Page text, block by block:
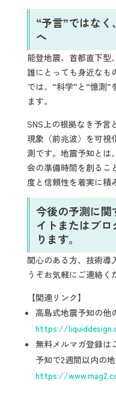
“予言”ではな
へ
能登地震、首都直下
誰にとっても身近なも
では、“科学”と“憶測
ます。
SNS上の根拠なき予言
現象（前兆波）を可視
測です。地震予知とは
会の準備時間を創るこ
度と信頼性を着実に積
今後の予測に関
イトまたはブ
ります。
関心のある方、技術導
うぞお気軽にご連絡く
【関連リンク】
高島式地震予知の他
https://
無料メルマガ登録は
予知で2週間以内の地
https://